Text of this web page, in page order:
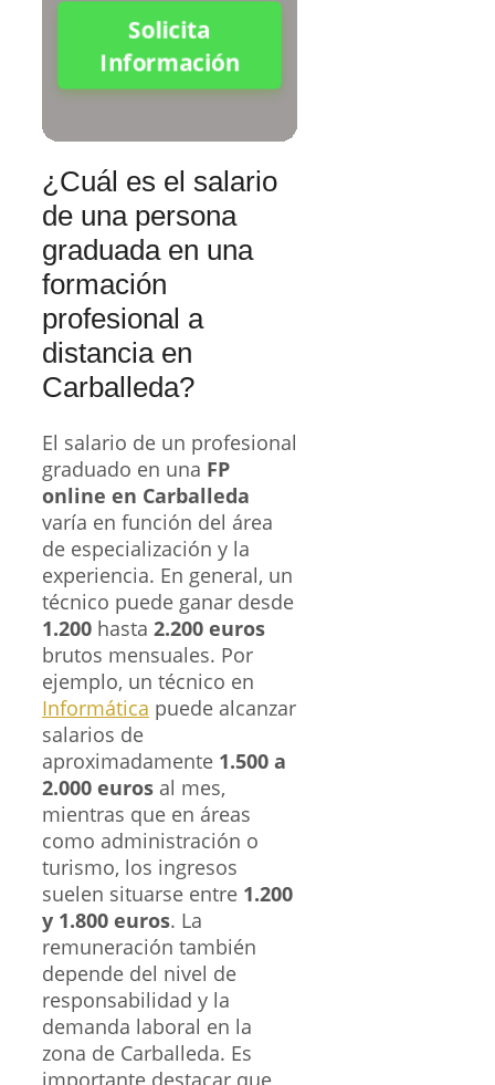
Solicita
Información
¿Cuál es el salario
de una persona
graduada en una
formación
profesional a
distancia en
Carballeda?
El salario de un profesional
graduado en una FP
online en Carballeda
varía en función del área
de especialización y la
experiencia. En general, un
técnico puede ganar desde
1.200 hasta 2.200 euros
brutos mensuales. Por
ejemplo, un técnico en
Informática puede alcanzar
salarios de
aproximadamente 1.500 a
2.000 euros al mes,
mientras que en áreas
como administración o
turismo, los ingresos
suelen situarse entre 1.200
y 1.800 euros. La
remuneración también
depende del nivel de
responsabilidad y la
demanda laboral en la
zona de Carballeda. Es
importante destacar que,